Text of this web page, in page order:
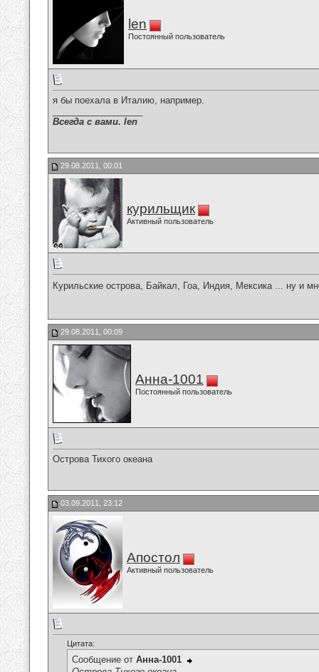
len
Постоянный пользователь
я бы поехала в Италию, например.
Всегда с вами. len
29.08.2011, 00:01
курильщик
Активный пользователь
Курильские острова, Байкал, Гоа, Индия, Мексика ... ну и
29.08.2011, 00:09
Анна-1001
Постоянный пользователь
Острова Тихого океана
03.09.2011, 23:12
Апостол
Активный пользователь
Цитата:
Сообщение от Анна-1001